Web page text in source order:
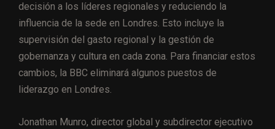
decisión a los líderes regionales y reduciendo la
influencia de la sede en Londres. Esto incluye la
supervisión del gasto regional y la gestión de
gobernanza y cultura en cada zona. Para financiar estos
cambios, la BBC eliminará algunos puestos de
liderazgo en Londres.
Jonathan Munro, director global y subdirector ejecutivo